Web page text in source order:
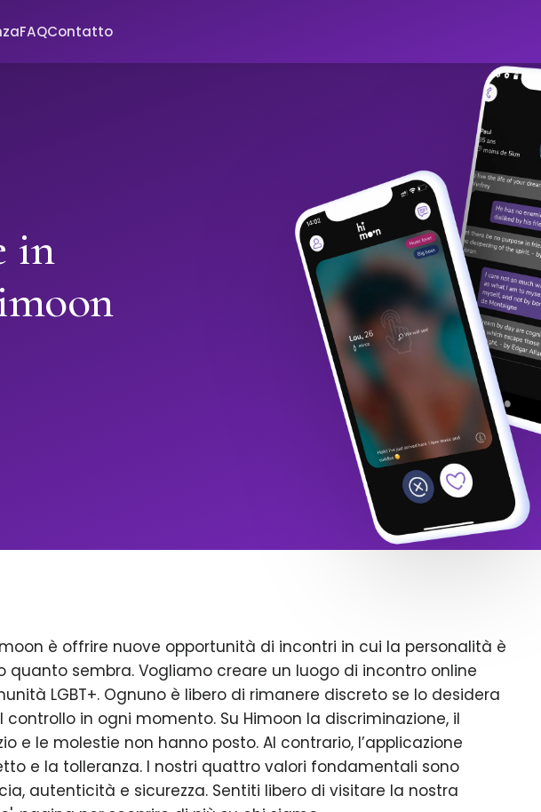
FAQContatto
in
è offrire nuove opportunità di incontri in cui la personalità è
quanto sembra. Vogliamo creare un luogo di incontro online
LGBT+. Ognuno è libero di rimanere discreto se lo desidera
in ogni momento. Su Himoon la discriminazione, il
e le molestie non hanno posto. Al contrario, l’applicazione
e la tolleranza. I nostri quattro valori fondamentali sono
autenticità e sicurezza. Sentiti libero di visitare la nostra